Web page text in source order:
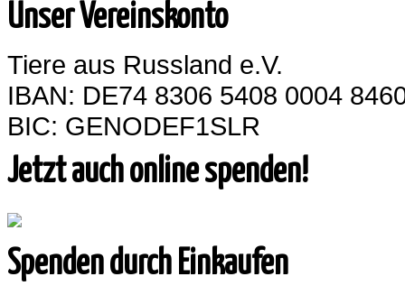
Unser Vereinskonto
Tiere aus Russland e.V.
IBAN: DE74 8306 5408 0004
BIC: GENODEF1SLR
Jetzt auch online spenden!
Spenden durch Einkaufen